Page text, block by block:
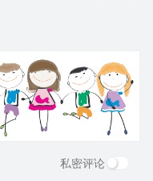
私密评论